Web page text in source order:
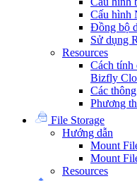
Cấu hình
Đồng bộ
Sử dụng
Resources
Cách tính
Bizfly
Các
Phương
File Storage
Hướng dẫn
Mount
Mount
Resources